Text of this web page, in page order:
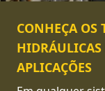
CONHEÇA OS
HIDRÁULICAS
APLICAÇÕES